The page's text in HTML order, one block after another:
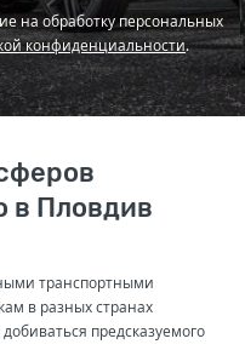
на обработку персональных
конфиденциальности.
в Пловдив
транспортными
в разных странах
предсказуемого